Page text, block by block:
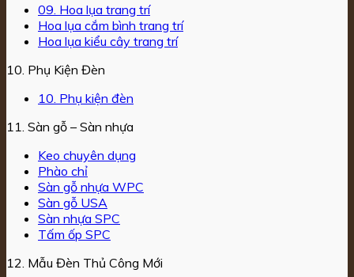
09. Hoa lụa trang trí
Hoa lụa cắm bình trang trí
Hoa lụa kiểu cây trang trí
10. Phụ Kiện Đèn
10. Phụ kiện đèn
11. Sàn gỗ – Sàn nhựa
Keo chuyên dụng
Phào chỉ
Sàn gỗ nhựa WPC
Sàn gỗ USA
Sàn nhựa SPC
Tấm ốp SPC
12. Mẫu Đèn Thủ Công Mới